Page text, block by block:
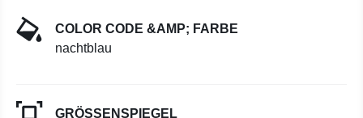
COLOR CODE &AMP; FARBE
nachtblau
GRÖSSENSPIEGEL